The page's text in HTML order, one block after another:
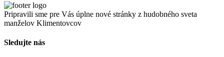
Pripravili sme pre Vás úplne nové stránky z hudobného sveta
manželov Klimentovcov
Sledujte nás